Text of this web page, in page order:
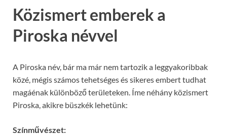
Közismert emberek a
Piroska névvel
A Piroska név, bár ma már nem tartozik a leggyakoribbak
közé, mégis számos tehetséges és sikeres embert tudhat
magáénak különböző területeken. Íme néhány közismert
Piroska, akikre büszkék lehetünk:
Színművészet: